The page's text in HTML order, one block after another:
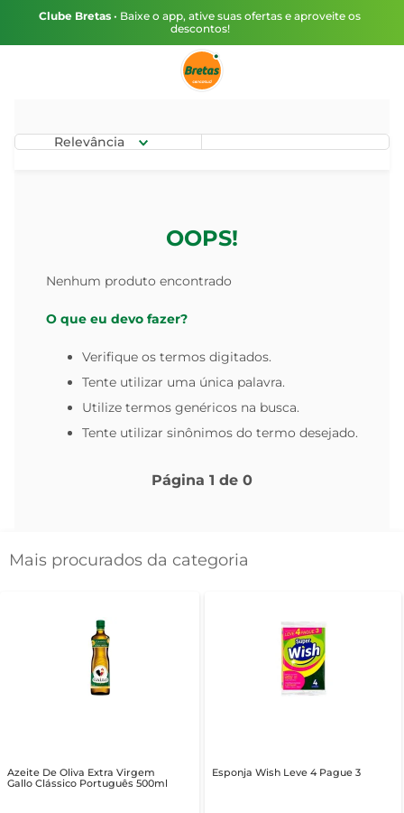
Clube Bretas • Baixe o app, ative suas ofertas e aproveite os
descontos!
Relevância
OOPS!
Nenhum produto encontrado
O que eu devo fazer?
Verifique os termos digitados.
Tente utilizar uma única palavra.
Utilize termos genéricos na busca.
Tente utilizar sinônimos do termo desejado.
Página 1 de 0
Mais procurados da categoria
Azeite De Oliva Extra Virgem
Gallo Clássico Português 500ml
Esponja Wish Leve 4 Pague 3